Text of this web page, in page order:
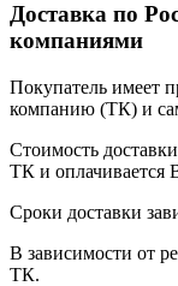
Доставка по
компаниями
Покупатель имеет
компанию (ТК) и
Стоимость
ТК и оплачивается
Сроки доставки
В зависимости от
ТК.